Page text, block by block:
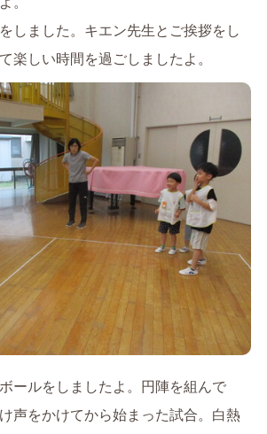
しました。キエン先生とご挨拶をし
楽しい時間を過ごしましたよ。
ールをしましたよ。円陣を組んで
声をかけてから始まった試合。白熱